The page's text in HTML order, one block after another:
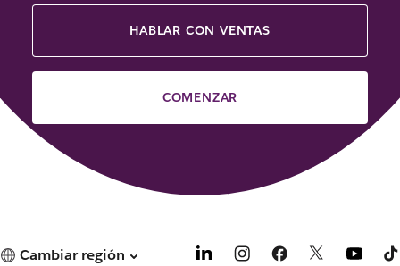
HABLAR CON VENTAS
COMENZAR
Cambiar región